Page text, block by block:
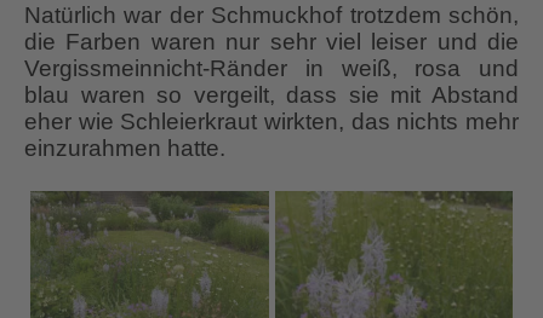
Natürlich war der Schmuckhof trotzdem schön,
die Farben waren nur sehr viel leiser und die
Vergissmeinnicht-Ränder in weiß, rosa und
blau waren so vergeilt, dass sie mit Abstand
eher wie Schleierkraut wirkten, das nichts mehr
einzurahmen hatte.